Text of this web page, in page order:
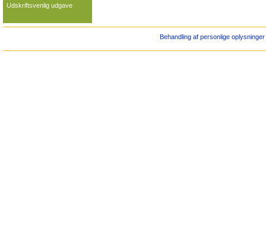
Udskriftsvenlig udgave
Behandling af personlige oplysninger